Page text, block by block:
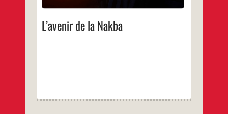
L’avenir de la Nakba
moment inaugural de ce qui allait être connu